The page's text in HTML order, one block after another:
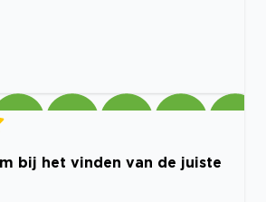
bij het vinden van de juiste